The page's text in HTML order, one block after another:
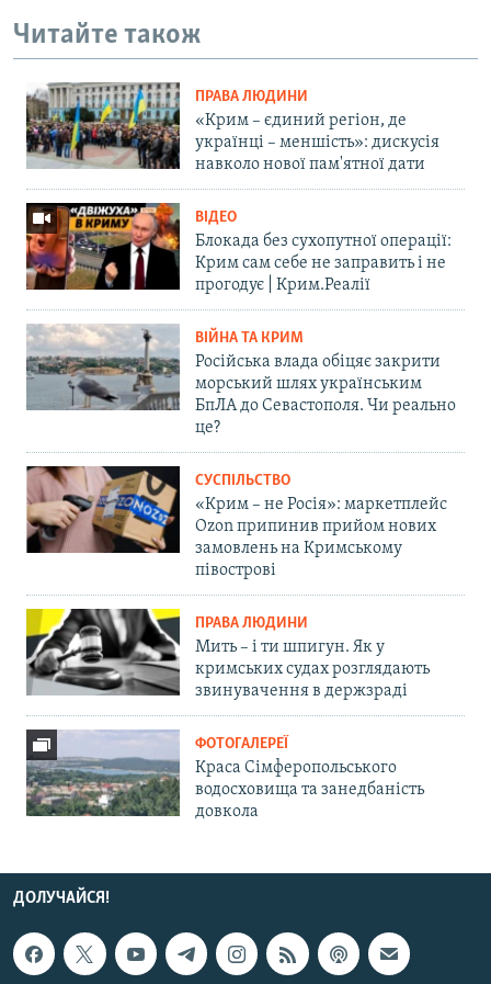
Читайте також
ПРАВА ЛЮДИНИ
«Крим – єдиний регіон, де
українці – меншість»: дискусія
навколо нової пам'ятної дати
ВІДЕО
Блокада без сухопутної операції:
Крим сам себе не заправить і не
прогодує | Крим.Реалії
ВІЙНА ТА КРИМ
Російська влада обіцяє закрити
морський шлях українським
БпЛА до Севастополя. Чи реально
це?
СУСПІЛЬСТВО
«Крим – не Росія»: маркетплейс
Ozon припинив прийом нових
замовлень на Кримському
півострові
ПРАВА ЛЮДИНИ
Мить – і ти шпигун. Як у
кримських судах розглядають
звинувачення в держзраді
ФОТОГАЛЕРЕЇ
Краса Сімферопольського
водосховища та занедбаність
довкола
ДОЛУЧАЙСЯ!